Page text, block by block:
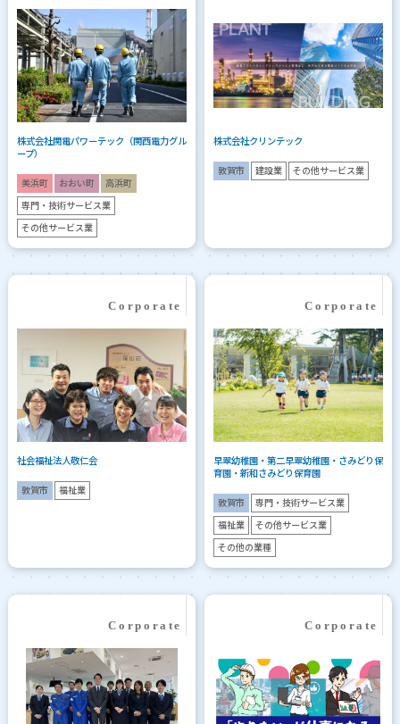
株式会社関電パワーテック（関西電力グル
ープ）
美浜町 おおい町 高浜町
専門・技術サービス業
その他サービス業
株式会社クリンテック
敦賀市 建設業 その他サービス業
社会福祉法人敬仁会
敦賀市 福祉業
早翠幼稚園・第二早翠幼稚園・さみどり保
育園・新和さみどり保育園
敦賀市 専門・技術サービス業
福祉業 その他サービス業
その他の業種